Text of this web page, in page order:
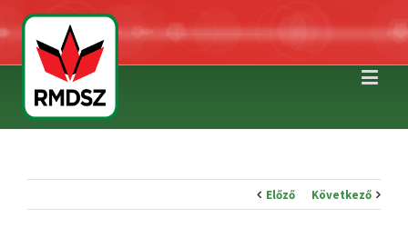
Előző Következő